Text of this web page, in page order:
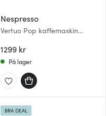
Nespresso
Vertuo Pop kaffemaskin
1299 kr
På lager
BRA DEAL